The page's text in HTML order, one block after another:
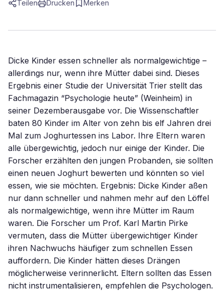
Teilen Drucken Merken
Dicke Kinder essen schneller als normalgewichtige –
allerdings nur, wenn ihre Mütter dabei sind. Dieses
Ergebnis einer Studie der Universität Trier stellt das
Fachmagazin “Psychologie heute” (Weinheim) in
seiner Dezemberausgabe vor. Die Wissenschaftler
baten 80 Kinder im Alter von zehn bis elf Jahren drei
Mal zum Joghurtessen ins Labor. Ihre Eltern waren
alle übergewichtig, jedoch nur einige der Kinder. Die
Forscher erzählten den jungen Probanden, sie sollten
einen neuen Joghurt bewerten und könnten so viel
essen, wie sie möchten. Ergebnis: Dicke Kinder aßen
nur dann schneller und nahmen mehr auf den Löffel
als normalgewichtige, wenn ihre Mütter im Raum
waren. Die Forscher um Prof. Karl Martin Pirke
vermuten, dass die Mütter übergewichtiger Kinder
ihren Nachwuchs häufiger zum schnellen Essen
auffordern. Die Kinder hätten dieses Drängen
möglicherweise verinnerlicht. Eltern sollten das Essen
nicht instrumentalisieren, empfehlen die Psychologen.